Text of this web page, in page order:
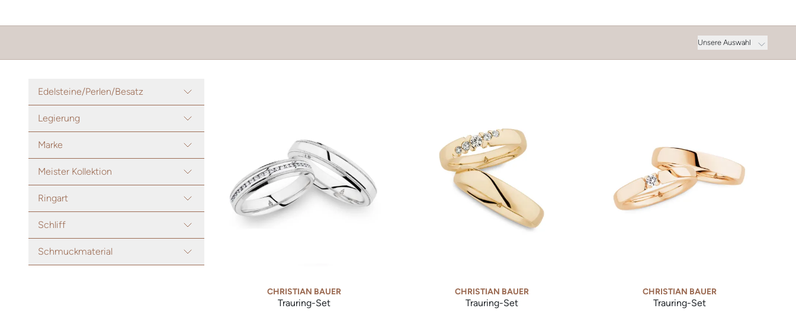
Unsere Auswahl
Edelsteine/Perlen/Besatz
Legierung
Marke
Meister Kollektion
Ringart
Schliff
Schmuckmaterial
CHRISTIAN BAUER
Trauring-Set
CHRISTIAN BAUER
Trauring-Set
CHRISTIAN BAUER
Trauring-Set